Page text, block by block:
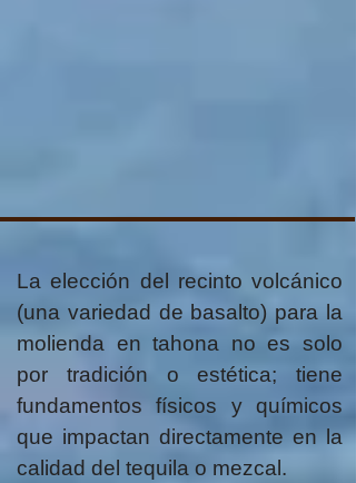
La elección del recinto volcánico
(una variedad de basalto) para la
molienda en tahona no es solo
por tradición o estética; tiene
fundamentos físicos y químicos
que impactan directamente en la
calidad del tequila o mezcal.